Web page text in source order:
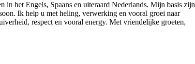
het Engels, Spaans en uiteraard Nederlands. Mijn basis zijn
Ik help u met heling, verwerking en vooral groei naar
respect en vooral energy. Met vriendelijke groeten,